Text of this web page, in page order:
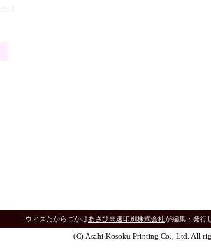
ウィズたからづかはあさひ高速印刷株式会社が編集・発行
(C) Asahi Kosoku Printing Co., Ltd. All